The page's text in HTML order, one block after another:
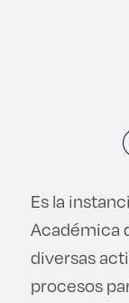
Prepa ITESO
Becas
Es la
Académica
diversas
procesos